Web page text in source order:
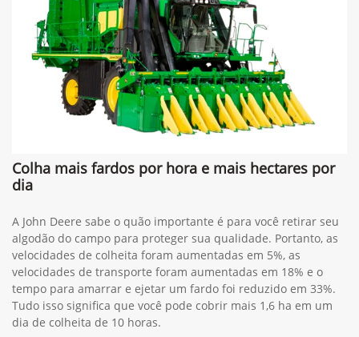
Colha mais fardos por hora e mais hectares por
dia
A John Deere sabe o quão importante é para você retirar seu
algodão do campo para proteger sua qualidade. Portanto, as
velocidades de colheita foram aumentadas em 5%, as
velocidades de transporte foram aumentadas em 18% e o
tempo para amarrar e ejetar um fardo foi reduzido em 33%.
Tudo isso significa que você pode cobrir mais 1,6 ha em um
dia de colheita de 10 horas.